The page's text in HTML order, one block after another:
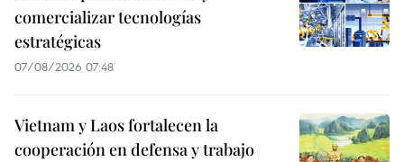
comercializar tecnologías
estratégicas
07/08/2026 07:48
Vietnam y Laos fortalecen la
cooperación en defensa y trabajo